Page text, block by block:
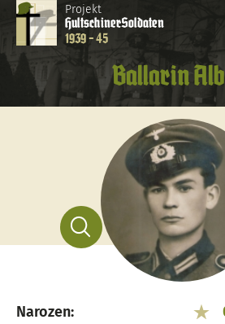
Projekt
HultschinerSoldaten
1939 - 45
Ballarin
Narozen: